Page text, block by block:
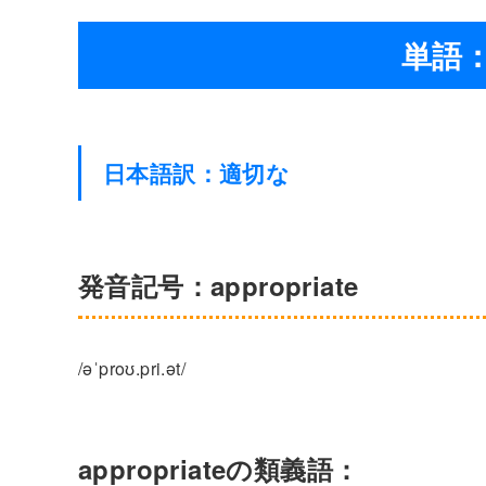
単語
日本語訳：適切な
発音記号：appropriate
/əˈproʊ.pri.ət/
appropriateの類義語：